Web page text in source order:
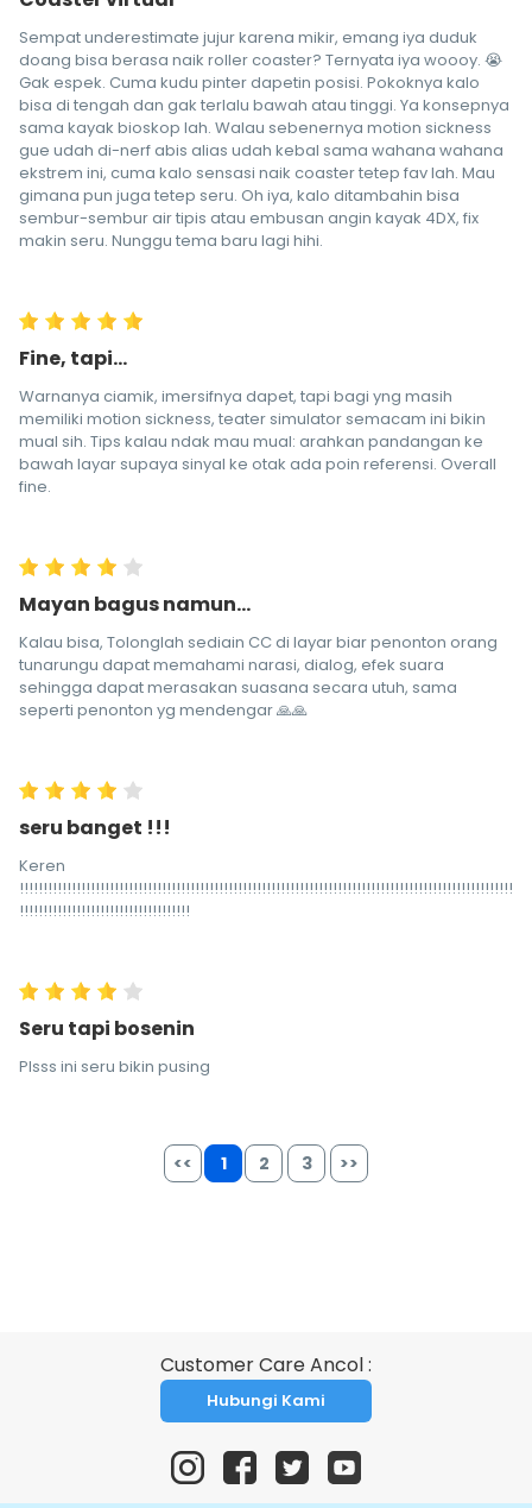
Sempat underestimate jujur karena mikir, emang iya duduk
doang bisa berasa naik roller coaster? Ternyata iya woooy. 😭
Gak espek. Cuma kudu pinter dapetin posisi. Pokoknya kalo
bisa di tengah dan gak terlalu bawah atau tinggi. Ya konsepnya
sama kayak bioskop lah. Walau sebenernya motion sickness
gue udah di-nerf abis alias udah kebal sama wahana wahana
ekstrem ini, cuma kalo sensasi naik coaster tetep fav lah. Mau
gimana pun juga tetep seru. Oh iya, kalo ditambahin bisa
sembur-sembur air tipis atau embusan angin kayak 4DX, fix
makin seru. Nunggu tema baru lagi hihi.
Fine, tapi...
Warnanya ciamik, imersifnya dapet, tapi bagi yng masih
memiliki motion sickness, teater simulator semacam ini bikin
mual sih. Tips kalau ndak mau mual: arahkan pandangan ke
bawah layar supaya sinyal ke otak ada poin referensi. Overall
fine.
Mayan bagus namun...
Kalau bisa, Tolonglah sediain CC di layar biar penonton orang
tunarungu dapat memahami narasi, dialog, efek suara
sehingga dapat merasakan suasana secara utuh, sama
seperti penonton yg mendengar 🙏🙏
seru banget !!!
Keren
!!!!!!!!!!!!!!!!!!!!!!!!!!!!!!!!!!!!!!!!!!!!!!!!!!!!!!!!!!!!!!!!!!!!!!!!!!!!!!!!!!!!!!!!!!!!!!!!!!!!!!!!
!!!!!!!!!!!!!!!!!!!!!!!!!!!!!!!!!!!!
Seru tapi bosenin
Plsss ini seru bikin pusing
<< 1 2 3 >>
Customer Care Ancol :
Hubungi Kami